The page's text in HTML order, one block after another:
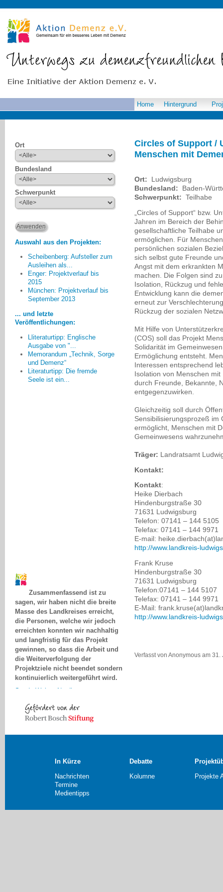
Circles of Support /
Menschen mit
Ort:
Ludwigsburg
Bundesland:
Baden-
Schwerpunkt: Teilhabe
„Circles of Support“ bzw.
Jahren im Bereich der
gesellschaftliche Teilhabe
ermöglichen. Für
persönlichen sozialen
sich selbst gute Freunde
Angst mit dem erkrankten
machen. Die Folgen sind
Isolation, Rückzug und
Entwicklung kann die
erneut zur
Rückzug der sozialen
Mit Hilfe von
(COS) soll das Projekt
Solidarität im
Ermöglichung entsteht.
Interessen entsprechend
Isolation von Menschen
durch Freunde, Bekannte,
entgegenzuwirken.
Gleichzeitig soll durch
Sensibilisierungsprozeß im
ermöglicht, Menschen mit
Gemeinwesens
Träger: Landratsamt
Kontakt:
Kontakt:
Heike Dierbach
Hindenburgstraße 30
71631 Ludwigsburg
Telefon: 07141 – 144 5105
Telefax: 07141 – 144 9971
E-mail:
http://www.landkreis-
Frank Kruse
Hindenburgstraße 30
71631 Ludwigsburg
Telefon:07141 – 144 5107
Telefax: 07141 – 144 9971
E-Mail:
http://www.landkreis-
Verfasst von Anonymous am
Home Hintergrund
Ort
Bundesland
Schwerpunkt
Auswahl aus den Projekten:
Scheibenberg: Aufsteller zum
Ausleihen als...
Enger: Projektverlauf bis
2015
München: Projektverlauf bis
September 2013
... und letzte
Veröffentlichungen:
Lliteraturtipp: Englische
Ausgabe von "...
Memorandum „Technik, Sorge
und Demenz“
Literaturtipp: Die fremde
Seele ist ein...
Die Teilnehmer mit und ohne
Demenz begegneten sich auf
Demenz konnten sich als
kompetent in der Weitergabe Ihrer
Erinnerungen und fachlichen
Kenntnisse erleben und die
jüngeren Teilnehmer profitierten
von den Augenzeugenberichten.
Bruna Wernet, Friedrichshafen
sagen, wir haben nicht die breite
Masse des Landkreises erreicht,
die Personen, welche wir jedoch
erreichten konnten wir nachhaltig
und langfristig für das Projekt
gewinnen, so dass die Arbeit und
die Weiterverfolgung der
Projektziele nicht beendet sondern
kontinuierlich weitergeführt wird.
Sandy Weber, Nordhausen
In Kürze
Nachrichten
Termine
Medientipps
Debatte
Kolumne
Projekte